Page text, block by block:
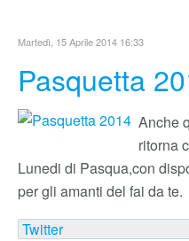
Martedì, 15 Aprile 2014 16:33
Pasquetta
Anche
ritorna
Lunedi di Pasqua,con
per gli amanti del fai da te.
Twitter